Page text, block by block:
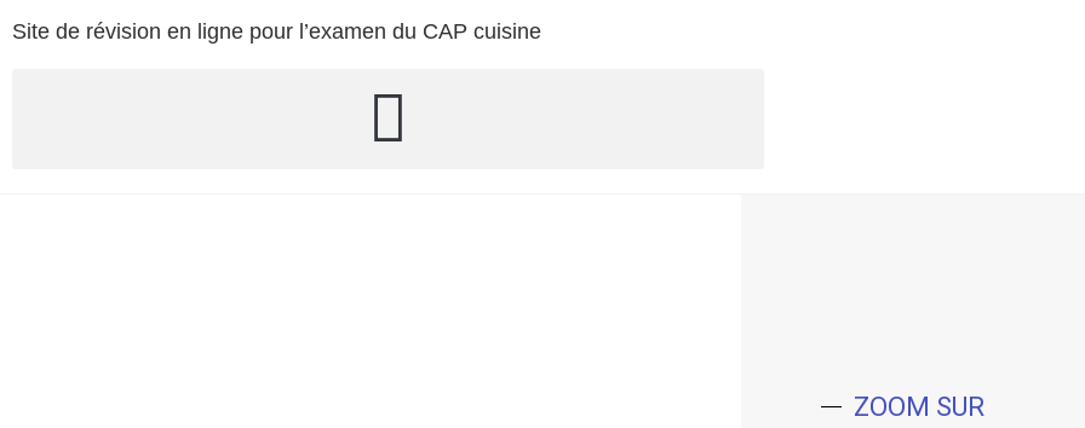
Site de révision en ligne pour l’examen du CAP cuisine
ZOOM SUR